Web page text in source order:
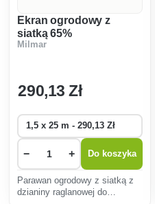
Ekran ogrodowy z
siatką 65%
Milmar
290,13 Zł
− + Do koszyka
Parawan ogrodowy z siatką z
dzianiny raglanowej do